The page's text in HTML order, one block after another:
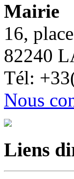
Mairie
16,
82240
Tél:
Nous
Liens